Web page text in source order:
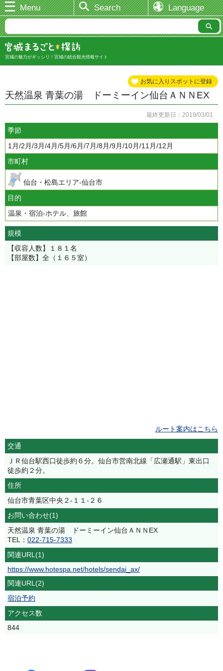
Menu Search Language
宮城の魅力がギッシリ！宮城の総合観光情報サイト
お気に入りスポットに登録
天然温泉 青葉の湯 ドーミーイン仙台ＡＮＮEX
最終更新日：2019/03/01
季節
1月/2月/3月/4月/5月/6月/7月/8月/9月/10月/11月/12月
市町村
仙台・松島エリア-仙台市
目的
温泉・宿泊-ホテル、旅館
規模
【収容人数】１８１名
【部屋数】全（１６５室）
ルート案内はこちら
交通
ＪＲ仙台駅西口徒歩約６分。仙台市営南北線「広瀬通駅」東出口
徒歩約２分。
住所
仙台市青葉区中央２‐１１‐２６
お問い合わせ(1)
天然温泉 青葉の湯 ドーミーイン仙台ＡＮＮEX
TEL： 022-715-7333
関連URL(1)
https://www.hotespa.net/hotels/sendai_ax/
関連URL(2)
宿泊予約
アクセス数
844